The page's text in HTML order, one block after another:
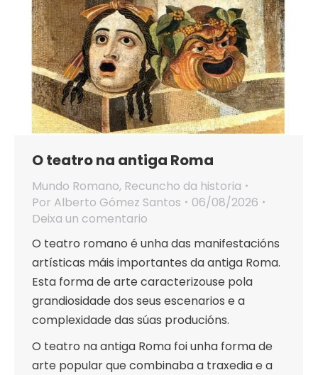
O teatro na antiga Roma
Mundo Romano, Recuncho da historia
Por Alberto Gómez Santos
06/08/2026
Deixa un comentario
O teatro romano é unha das manifestacións
artísticas máis importantes da antiga Roma.
Esta forma de arte caracterizouse pola
grandiosidade dos seus escenarios e a
complexidade das súas producións.
O teatro na antiga Roma foi unha forma de
arte popular que combinaba a traxedia e a